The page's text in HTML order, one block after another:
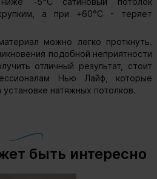
а при +60°C - теряет
можно легко проткнуть.
подобной неприятности
отличный результат, стоит
Нью Лайф, которые
натяжных потолков.
быть интересно